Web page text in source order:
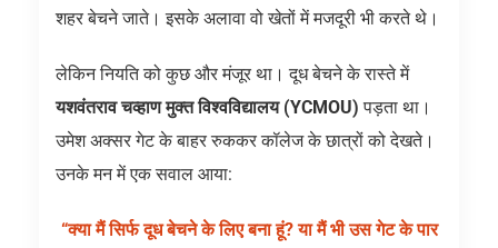
शहर बेचने जाते। इसके अलावा वो खेतों में मजदूरी भी करते थे।
लेकिन नियति को कुछ और मंजूर था। दूध बेचने के रास्ते में
यशवंतराव चव्हाण मुक्त विश्वविद्यालय (YCMOU) पड़ता था।
उमेश अक्सर गेट के बाहर रुककर कॉलेज के छात्रों को देखते।
उनके मन में एक सवाल आया:
“क्या मैं सिर्फ दूध बेचने के लिए बना हूं? या मैं भी उस गेट के पार